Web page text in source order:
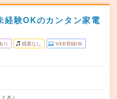
経験OKのカンタン家電
り 残業なし WEB登録OK
る）